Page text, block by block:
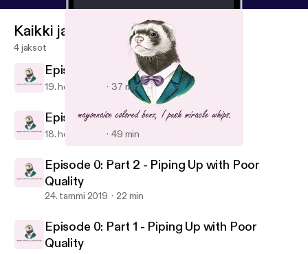
No Soap Radio
Kaikki jaksot
4 jaksot
Episode 1: Sides and All
19. helmi 2019 37 min
Episode 1: Return of the Sauce
18. helmi 2019 49 min
Episode 0: Part 2 - Piping Up with Poor
Quality
24. tammi 2019 22 min
Episode 0: Part 1 - Piping Up with Poor
Quality